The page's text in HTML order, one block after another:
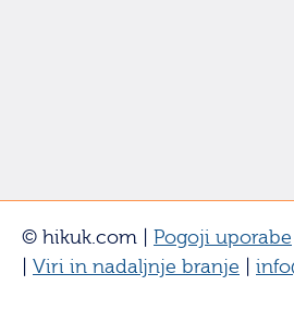
© hikuk.com | Pogoji uporabe
Viri in nadaljnje branje